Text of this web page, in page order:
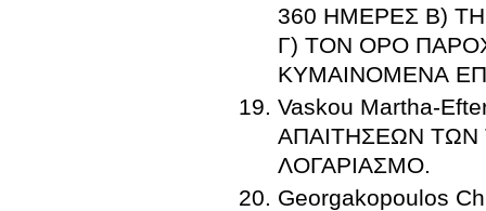
360 ΗΜΕΡΕΣ Β)
Γ) ΤΟΝ ΟΡΟ
ΚΥΜΑΙΝΟΜΕΝΑ
Vaskou Martha-
ΑΠΑΙΤΗΣΕΩΝ ΤΩΝ
ΛΟΓΑΡΙΑΣΜΟ.
Georgakopoulos